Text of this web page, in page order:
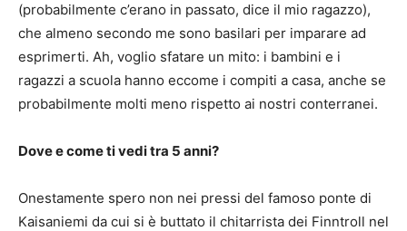
(probabilmente c’erano in passato, dice il mio ragazzo),
che almeno secondo me sono basilari per imparare ad
esprimerti. Ah, voglio sfatare un mito: i bambini e i
ragazzi a scuola hanno eccome i compiti a casa, anche se
probabilmente molti meno rispetto ai nostri conterranei.
Dove e come ti vedi tra 5 anni?
Onestamente spero non nei pressi del famoso ponte di
Kaisaniemi da cui si è buttato il chitarrista dei Finntroll nel